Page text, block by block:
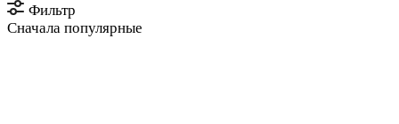
Фильтр
Сначала популярные